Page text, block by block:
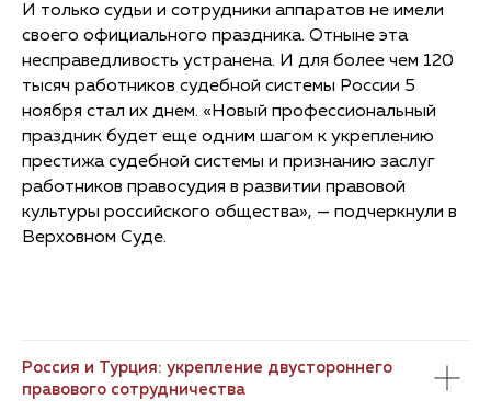
И только судьи и сотрудники аппаратов не имели
своего официального праздника. Отныне эта
несправедливость устранена. И для более чем 120
тысяч работников судебной системы России 5
ноября стал их днем. «Новый профессиональный
праздник будет еще одним шагом к укреплению
престижа судебной системы и признанию заслуг
работников правосудия в развитии правовой
культуры российского общества», — подчеркнули в
Верховном Суде.
Россия и Турция: укрепление двустороннего
правового сотрудничества